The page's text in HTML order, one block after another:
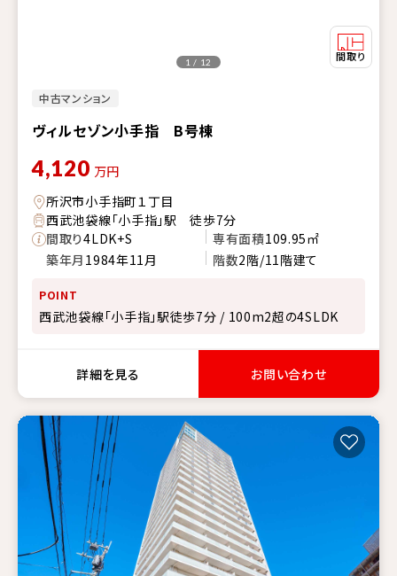
中古マンション
ヴィルセゾン小手指 B号棟
1 / 12
4,120 万円
所沢市小手指町１丁目
西武池袋線「小手指」駅 徒歩7分
間取り4LDK+S 専有面積109.95㎡
築年月 1984年11月 階数2階/11階建て
POINT
西武池袋線「小手指」駅徒歩7分 / 100m2超の4SLDK
詳細を見る お問い合わせ